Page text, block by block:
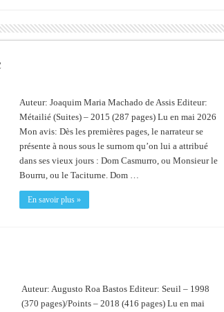
Auteur: Joaquim Maria Machado de Assis Editeur:
Métailié (Suites) – 2015 (287 pages) Lu en mai 2026
Mon avis: Dès les premières pages, le narrateur se
présente à nous sous le surnom qu’on lui a attribué
dans ses vieux jours : Dom Casmurro, ou Monsieur le
Bourru, ou le Taciturne. Dom …
En savoir plus »
Auteur: Augusto Roa Bastos Editeur: Seuil – 1998
(370 pages)/Points – 2018 (416 pages) Lu en mai